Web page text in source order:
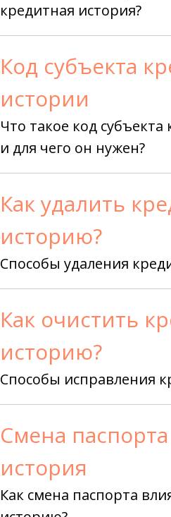
кредитная история?
Код субъекта
истории
Что такое код
и для чего он нужен?
Как удалить
историю?
Способы удаления
Как очистить
историю?
Способы исправления
Смена
история
Как смена паспорта